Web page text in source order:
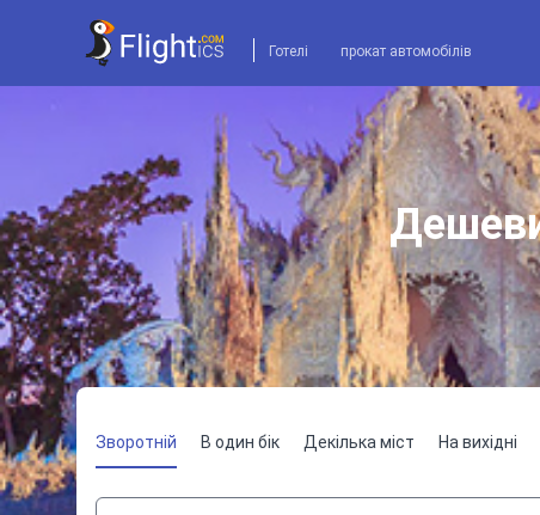
Готелі прокат автомобілів
Зворотній В один бік Декілька міст На вихідні